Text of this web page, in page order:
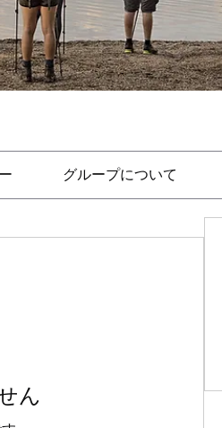
グループについて
ん